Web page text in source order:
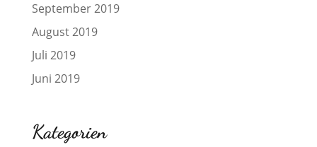
September 2019
August 2019
Juli 2019
Juni 2019
Kategorien